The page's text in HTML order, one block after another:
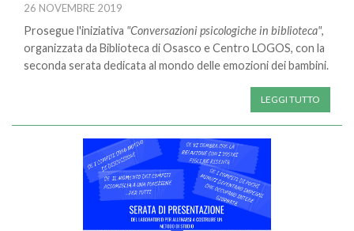
26 NOVEMBRE 2019
Prosegue l'iniziativa "Conversazioni psicologiche in biblioteca",
organizzata da Biblioteca di Osasco e Centro LOGOS, con la
seconda serata dedicata al mondo delle emozioni dei bambini.
LEGGI TUTTO